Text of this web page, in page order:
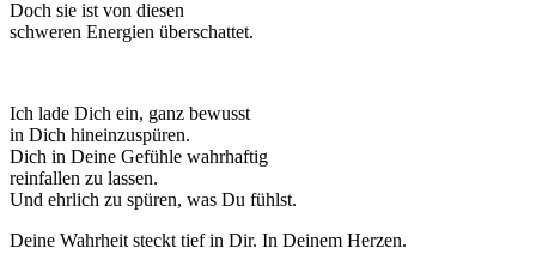
Doch sie ist von diesen
schweren Energien überschattet.
Ich lade Dich ein, ganz bewusst
in Dich hineinzuspüren.
Dich in Deine Gefühle wahrhaftig
reinfallen zu lassen.
Und ehrlich zu spüren, was Du fühlst.
Deine Wahrheit steckt tief in Dir. In Deinem Herzen.